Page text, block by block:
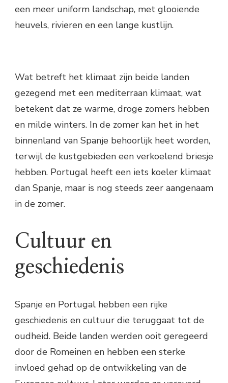
een meer uniform landschap, met glooiende
heuvels, rivieren en een lange kustlijn.
Wat betreft het klimaat zijn beide landen
gezegend met een mediterraan klimaat, wat
betekent dat ze warme, droge zomers hebben
en milde winters. In de zomer kan het in het
binnenland van Spanje behoorlijk heet worden,
terwijl de kustgebieden een verkoelend briesje
hebben. Portugal heeft een iets koeler klimaat
dan Spanje, maar is nog steeds zeer aangenaam
in de zomer.
Cultuur en
geschiedenis
Spanje en Portugal hebben een rijke
geschiedenis en cultuur die teruggaat tot de
oudheid. Beide landen werden ooit geregeerd
door de Romeinen en hebben een sterke
invloed gehad op de ontwikkeling van de